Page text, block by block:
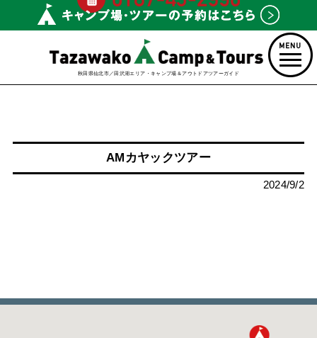
秋田県仙北市／田沢湖エリア・キャンプ場＆アウトドアツアーガイド
AMカヤックツアー
2024/9/2